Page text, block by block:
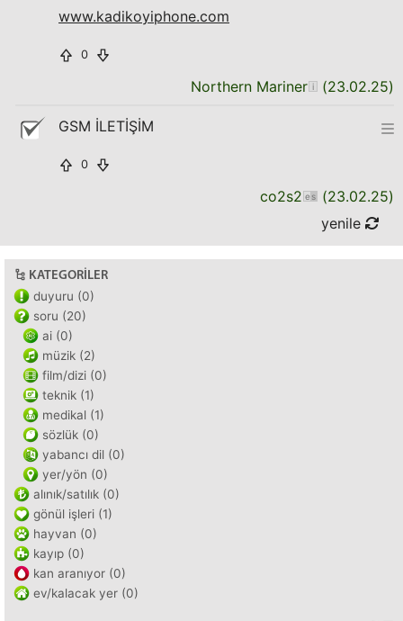
www.kadikoyiphone.com
0
Northern Mariner (23.02.25)
GSM İLETİŞİM
0
co2s2 (23.02.25)
yenile
KATEGORILER
duyuru (0)
soru (20)
ai (0)
müzik (2)
film/dizi (0)
teknik (1)
medikal (1)
sözlük (0)
yabancı dil (0)
yer/yön (0)
alınık/satılık (0)
gönül işleri (1)
hayvan (0)
kayıp (0)
kan aranıyor (0)
ev/kalacak yer (0)